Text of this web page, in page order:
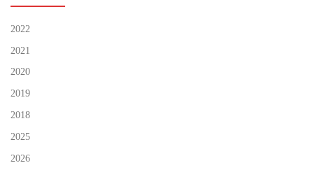
2022
2021
2020
2019
2018
2025
2026